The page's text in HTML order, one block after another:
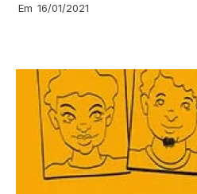
Em 16/01/2021